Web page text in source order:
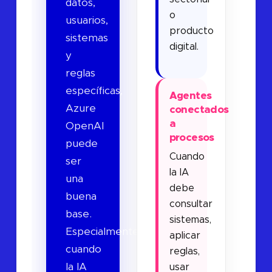
datos,
usuarios,
sistemas
y
reglas
específicas,
Azure
OpenAI
puede
ser
una
buena
base.
Especialmente
cuando
la IA
o
producto
digital.
Agentes
conectados
a
procesos
Cuando
la IA
debe
consultar
sistemas,
aplicar
reglas,
usar